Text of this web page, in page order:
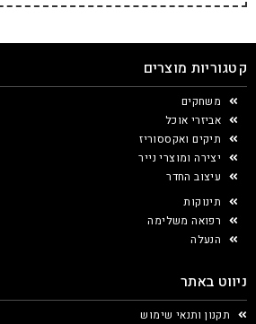
קטגוריות מוצרים
משחקים
אביזרי אוכל
תיקים ואקססוריז
יצירה ומוצרי נייר
עיצוב החדר
תינוקות
רפואה משלימה
הנעלה
ניווט באתר
תקנון ותנאי שימוש